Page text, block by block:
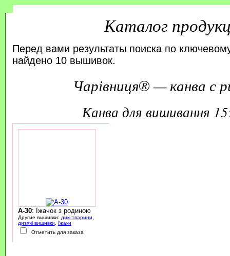
Каталог
Перед вами результаты поиска по
найдено 10 вышивок.
Чарівниця® — канва с
канва для вишивання
A-30: Їжачок з родиною
Другие вышивки: дикі тварини
дитячі вишивки
їжаки
Отметить для заказа